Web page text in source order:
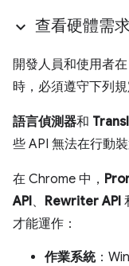
查看硬體需求
開發人員和使用者
時，必須遵守下列
語言偵測器和
些 API 無法在行動裝
在 Chrome 中，
API、 Rewriter API
才能運作：
作業系統：